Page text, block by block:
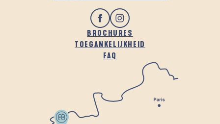
BROCHURES
TOEGANKELIJKHEID
FAQ